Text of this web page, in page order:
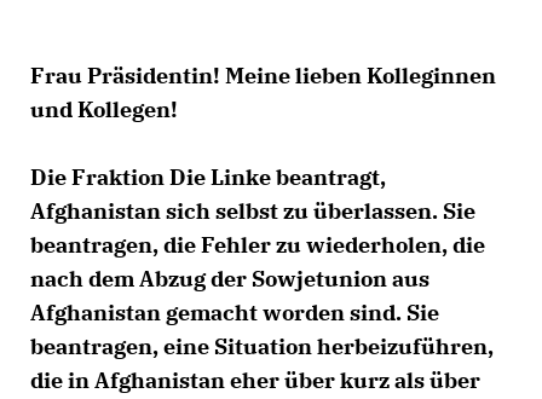
Frau Präsidentin! Meine lieben Kolleginnen
und Kollegen!
Die Fraktion Die Linke beantragt,
Afghanistan sich selbst zu überlassen. Sie
beantragen, die Fehler zu wiederholen, die
nach dem Abzug der Sowjetunion aus
Afghanistan gemacht worden sind. Sie
beantragen, eine Situation herbeizuführen,
die in Afghanistan eher über kurz als über